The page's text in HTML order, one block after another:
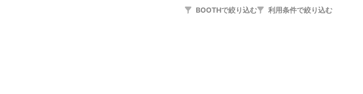
BOOTHで絞り込む 利用条件で絞り込む